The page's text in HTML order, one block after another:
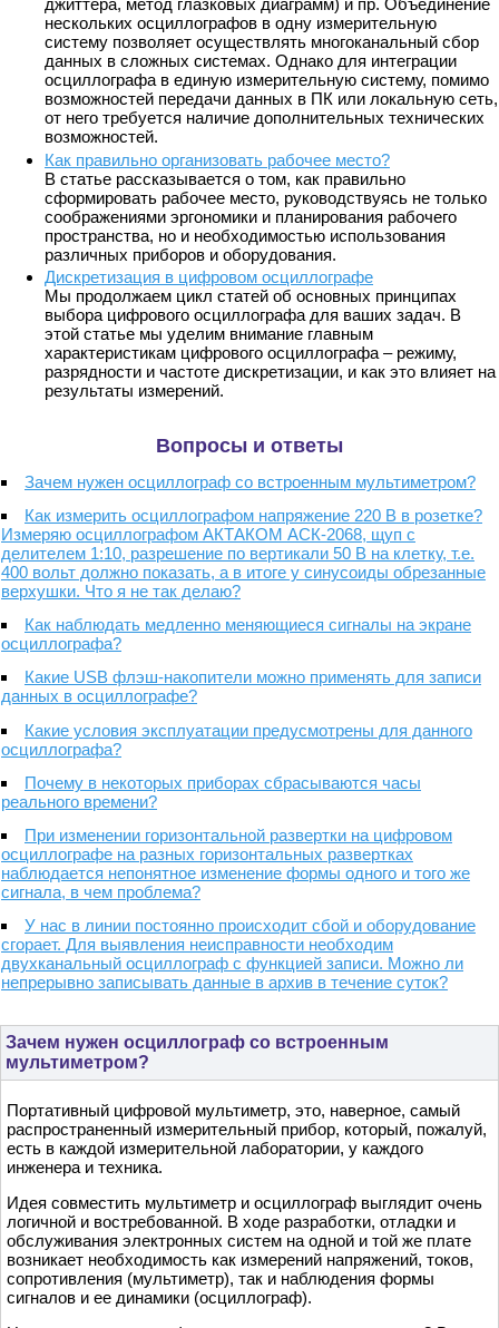
нескольких осциллографов в одну измерительную
систему позволяет осуществлять многоканальный сбор
данных в сложных системах. Однако для интеграции
осциллографа в единую измерительную систему, помимо
возможностей передачи данных в ПК или локальную сеть,
от него требуется наличие дополнительных технических
возможностей.
Как правильно организовать рабочее место?
В статье рассказывается о том, как правильно
сформировать рабочее место, руководствуясь не только
соображениями эргономики и планирования рабочего
пространства, но и необходимостью использования
различных приборов и оборудования.
Дискретизация в цифровом осциллографе
Мы продолжаем цикл статей об основных принципах
выбора цифрового осциллографа для ваших задач. В
этой статье мы уделим внимание главным
характеристикам цифрового осциллографа – режиму,
разрядности и частоте дискретизации, и как это влияет на
результаты измерений.
Вопросы и ответы
Зачем нужен осциллограф со встроенным мультиметром?
Как измерить осциллографом напряжение 220 В в розетке?
Измеряю осциллографом АКТАКОМ АСК-2068, щуп с
делителем 1:10, разрешение по вертикали 50 В на клетку, т.е.
400 вольт должно показать, а в итоге у синусоиды обрезанные
верхушки. Что я не так делаю?
Как наблюдать медленно меняющиеся сигналы на экране
осциллографа?
Какие USB флэш-накопители можно применять для записи
данных в осциллографе?
Какие условия эксплуатации предусмотрены для данного
осциллографа?
Почему в некоторых приборах сбрасываются часы
реального времени?
При изменении горизонтальной развертки на цифровом
осциллографе на разных горизонтальных развертках
наблюдается непонятное изменение формы одного и того же
сигнала, в чем проблема?
У нас в линии постоянно происходит сбой и оборудование
сгорает. Для выявления неисправности необходим
двухканальный осциллограф с функцией записи. Можно ли
непрерывно записывать данные в архив в течение суток?
Зачем нужен осциллограф со встроенным
мультиметром?
Портативный цифровой мультиметр, это, наверное, самый
распространенный измерительный прибор, который, пожалуй,
есть в каждой измерительной лаборатории, у каждого
инженера и техника.
Идея совместить мультиметр и осциллограф выглядит очень
логичной и востребованной. В ходе разработки, отладки и
обслуживания электронных систем на одной и той же плате
возникает необходимость как измерений напряжений, токов,
сопротивления (мультиметр), так и наблюдения формы
сигналов и ее динамики (осциллограф).